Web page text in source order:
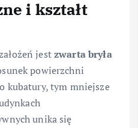
i kształt
jestzwarta bryła
powierzchni
kubatury, tym mniejsze
unika się